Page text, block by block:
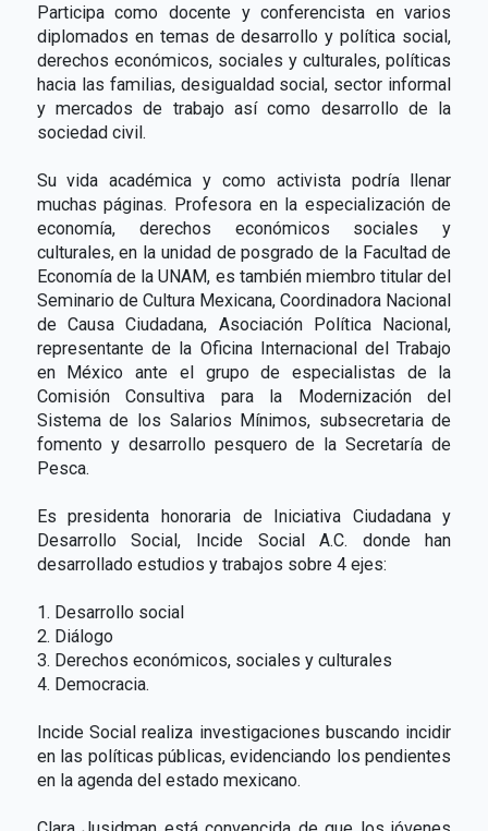
Participa como docente y conferencista en varios
diplomados en temas de desarrollo y política social,
derechos económicos, sociales y culturales, políticas
hacia las familias, desigualdad social, sector informal
y mercados de trabajo así como desarrollo de la
sociedad civil.
Su vida académica y como activista podría llenar
muchas páginas. Profesora en la especialización de
economía, derechos económicos sociales y
culturales, en la unidad de posgrado de la Facultad de
Economía de la UNAM, es también miembro titular del
Seminario de Cultura Mexicana, Coordinadora Nacional
de Causa Ciudadana, Asociación Política Nacional,
representante de la Oficina Internacional del Trabajo
en México ante el grupo de especialistas de la
Comisión Consultiva para la Modernización del
Sistema de los Salarios Mínimos, subsecretaria de
fomento y desarrollo pesquero de la Secretaría de
Pesca.
Es presidenta honoraria de Iniciativa Ciudadana y
Desarrollo Social, Incide Social A.C. donde han
desarrollado estudios y trabajos sobre 4 ejes:
1. Desarrollo social
2. Diálogo
3. Derechos económicos, sociales y culturales
4. Democracia.
Incide Social realiza investigaciones buscando incidir
en las políticas públicas, evidenciando los pendientes
en la agenda del estado mexicano.